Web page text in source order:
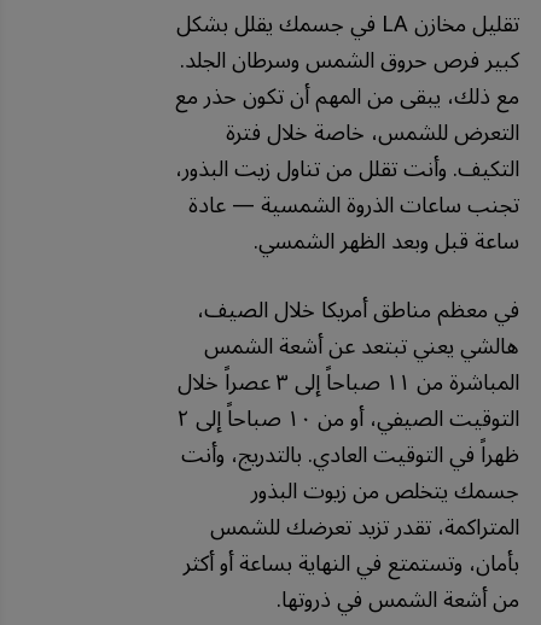
تقليل مخازن LA في جسمك يقلل بشكل
كبير فرص حروق الشمس وسرطان الجلد.
مع ذلك، يبقى من المهم أن تكون حذر مع
التعرض للشمس، خاصة خلال فترة
التكيف. وأنت تقلل من تناول زيت البذور،
تجنب ساعات الذروة الشمسية — عادة
ساعة قبل وبعد الظهر الشمسي.
في معظم مناطق أمريكا خلال الصيف،
هالشي يعني تبتعد عن أشعة الشمس
المباشرة من ١١ صباحاً إلى ٣ عصراً خلال
التوقيت الصيفي، أو من ١٠ صباحاً إلى ٢
ظهراً في التوقيت العادي. بالتدريج، وأنت
جسمك يتخلص من زيوت البذور
المتراكمة، تقدر تزيد تعرضك للشمس
بأمان، وتستمتع في النهاية بساعة أو أكثر
من أشعة الشمس في ذروتها.